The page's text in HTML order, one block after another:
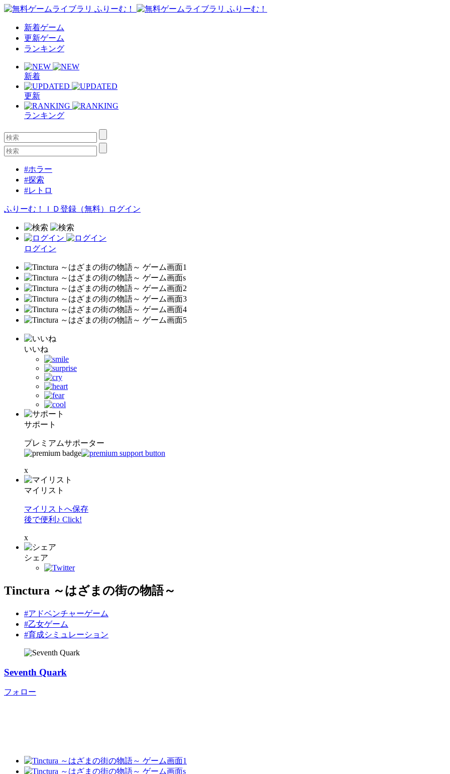
新着ゲーム
更新ゲーム
ランキング
新着
更新
ランキング
#ホラー
#探索
#レトロ
ふりーむ！ＩＤ登録（無料） ログイン
ログイン
いいね
サポート
プレミアムサポーター
x
マイリスト
マイリストへ保存
後で便利♪ Click!
x
シェア
Tinctura ～はざまの街の物語～
#アドベンチャーゲーム
#乙女ゲーム
#育成シミュレーション
Seventh Quark
フォロー